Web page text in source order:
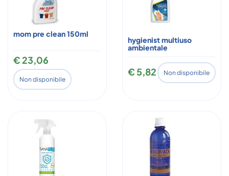
mom pre clean 150ml
€ 23,06
Non disponibile
hygienist multiuso
ambientale
€ 5,82 Non disponibile